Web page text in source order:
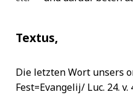
Textus,
Die letzten Wort unsers
Fest=Evangelij/ Luc. 24. v.